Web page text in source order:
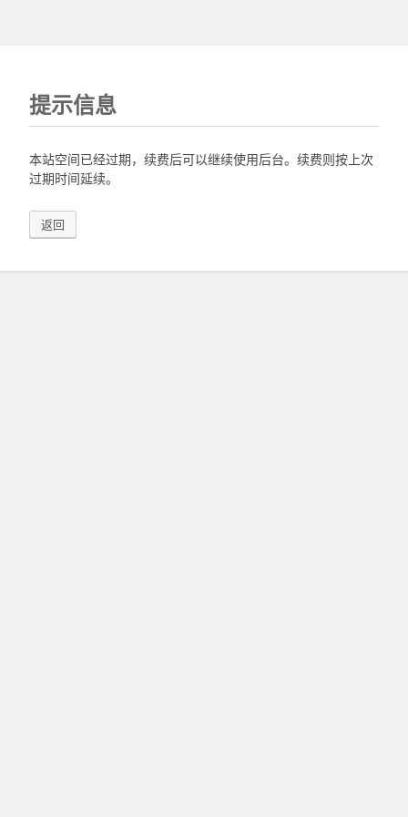
提示信息
本站空间已经过期，续费后可以继续使用后台。续费则按上次
过期时间延续。
返回